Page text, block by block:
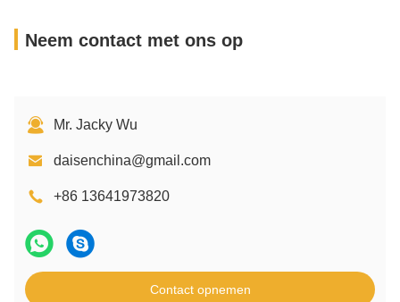
Neem contact met ons op
Mr. Jacky Wu
daisenchina@gmail.com
+86 13641973820
Contact opnemen